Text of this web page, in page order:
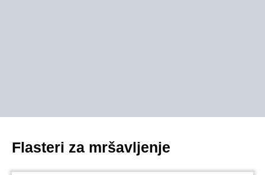
Flasteri za mršavljenje